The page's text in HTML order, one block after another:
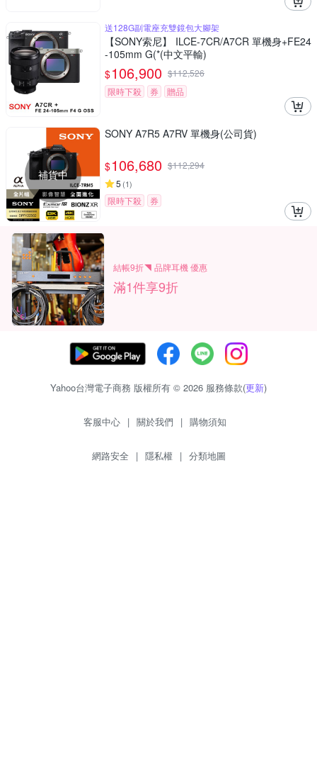
送128G副電座充雙鏡包大腳架
【SONY索尼】 ILCE-7CR/A7CR 單機身+FE24
-105mm G(*(中文平輸)
$106,900 $112,526
限時下殺
券 贈品
補貨中
SONY A7R5 A7RV 單機身(公司貨)
$106,680 $112,294
5 (1)
限時下殺 券
結帳9折◥ 品牌耳機 優惠
滿1件享9折
Yahoo台灣電子商務 版權所有 © 2026 服務條款(更新)
客服中心 | 關於我們 | 購物須知
網路安全 | 隱私權 | 分類地圖